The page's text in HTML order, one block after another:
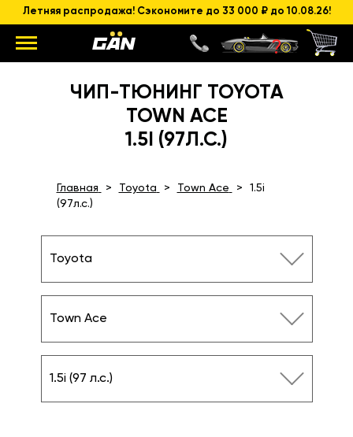
Летняя распродажа! Сэкономите до 33 000 ₽ до 10.08.26!
ЧИП-ТЮНИНГ TOYOTA
TOWN ACE
1.5I (97Л.С.)
Главная Toyota Town Ace
1.5i
(97л.с.)
Toyota
Town Ace
1.5i (97 л.с.)